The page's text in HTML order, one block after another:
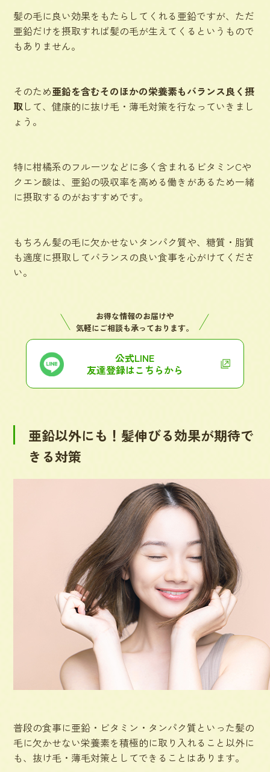
髪の毛に良い効果をもたらしてくれる亜鉛ですが、ただ
亜鉛だけを摂取すれば髪の毛が生えてくるというもので
もありません。
そのため亜鉛を含むそのほかの栄養素もバランス良く摂
取して、健康的に抜け毛・薄毛対策を行なっていきまし
ょう。
特に柑橘系のフルーツなどに多く含まれるビタミンCや
クエン酸は、 亜鉛の吸収率を高める働きがあるため一緒
に摂取するのがおすすめです。
もちろん髪の毛に欠かせないタンパク質や、糖質・脂質
も適度に摂取してバランスの良い食事を心がけてくださ
い。
お得な情報のお届けや
気軽にご相談も承っております。
公式LINE
友達登録はこちらから
亜鉛以外にも！髪伸びる効果が期待で
きる対策
普段の食事に亜鉛・ビタミン・タンパク質といった髪の
毛に欠かせない栄養素を積極的に取り入れること以外に
も、抜け毛・薄毛対策としてできることはあります。